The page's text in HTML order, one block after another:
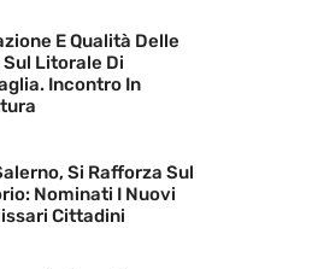
E Qualità Delle
Litorale Di
Incontro In
Si Rafforza Sul
Nominati I Nuovi
Cittadini